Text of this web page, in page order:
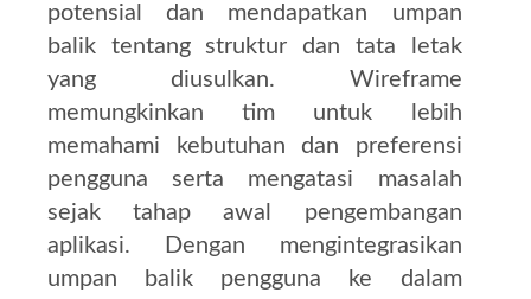
potensial dan mendapatkan umpan
balik tentang struktur dan tata letak
yang diusulkan. Wireframe
memungkinkan tim untuk lebih
memahami kebutuhan dan preferensi
pengguna serta mengatasi masalah
sejak tahap awal pengembangan
aplikasi. Dengan mengintegrasikan
umpan balik pengguna ke dalam